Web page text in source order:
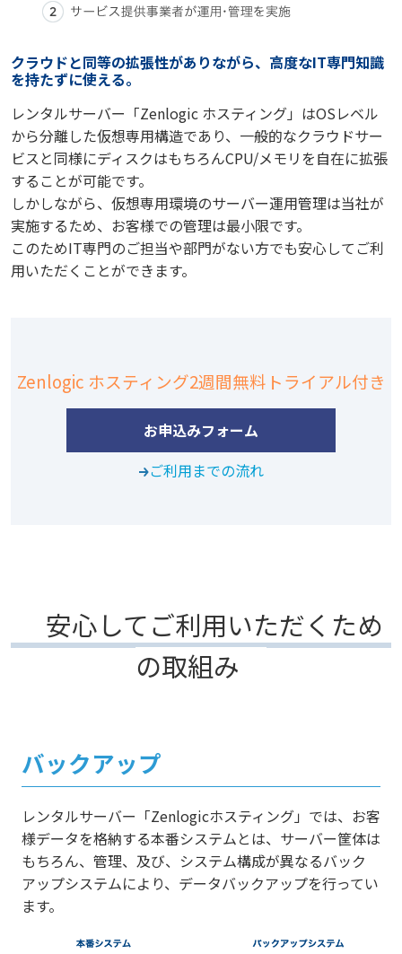
クラウドと同等の拡張性がありながら、高度なIT専門知識
を持たずに使える。
レンタルサーバー「Zenlogic ホスティング」はOSレベル
から分離した仮想専用構造であり、一般的なクラウドサー
ビスと同様にディスクはもちろんCPU/メモリを自在に拡張
することが可能です。
しかしながら、仮想専用環境のサーバー運用管理は当社が
実施するため、お客様での管理は最小限です。
このためIT専門のご担当や部門がない方でも安心してご利
用いただくことができます。
Zenlogic ホスティング2週間無料トライアル付き
お申込みフォーム
ご利用までの流れ
安心してご利用いただくため
の取組み
バックアップ
レンタルサーバー「Zenlogicホスティング」では、お客
様データを格納する本番システムとは、サーバー筐体は
もちろん、管理、及び、システム構成が異なるバック
アップシステムにより、データバックアップを行ってい
ます。